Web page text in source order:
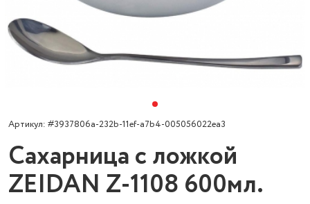
Артикул: #3937806a-232b-11ef-a7b4-005056022ea3
Сахарница с ложкой
ZEIDAN Z-1108 600мл.